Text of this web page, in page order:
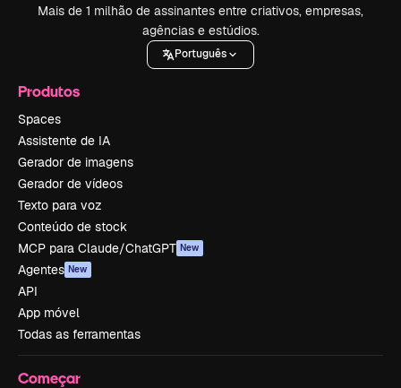
Mais de 1 milhão de assinantes entre criativos, empresas,
agências e estúdios.
Português
Produtos
Spaces
Assistente de IA
Gerador de imagens
Gerador de vídeos
Texto para voz
Conteúdo de stock
MCP para Claude/ChatGPT New
Agentes New
API
App móvel
Todas as ferramentas
Começar